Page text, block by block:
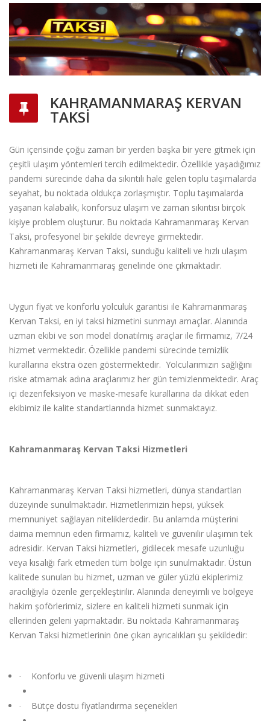
KAHRAMANMARAŞ KERVAN
TAKSI
Gün içerisinde çoğu zaman bir yerden başka bir yere gitmek için
çeşitli ulaşım yöntemleri tercih edilmektedir. Özellikle yaşadığımız
pandemi sürecinde daha da sıkıntılı hale gelen toplu taşımalarda
seyahat, bu noktada oldukça zorlaşmıştır. Toplu taşımalarda
yaşanan kalabalık, konforsuz ulaşım ve zaman sıkıntısı birçok
kişiye problem oluşturur. Bu noktada Kahramanmaraş Kervan
Taksi, profesyonel bir şekilde devreye girmektedir.
Kahramanmaraş Kervan Taksi, sunduğu kaliteli ve hızlı ulaşım
hizmeti ile Kahramanmaraş genelinde öne çıkmaktadır.
Uygun fiyat ve konforlu yolculuk garantisi ile Kahramanmaraş
Kervan Taksi, en iyi taksi hizmetini sunmayı amaçlar. Alanında
uzman ekibi ve son model donatılmış araçlar ile firmamız, 7/24
hizmet vermektedir. Özellikle pandemi sürecinde temizlik
kurallarına ekstra özen göstermektedir. Yolcularımızın sağlığını
riske atmamak adına araçlarımız her gün temizlenmektedir. Araç
içi dezenfeksiyon ve maske-mesafe kurallarına da dikkat eden
ekibimiz ile kalite standartlarında hizmet sunmaktayız.
Kahramanmaraş Kervan Taksi Hizmetleri
Kahramanmaraş Kervan Taksi hizmetleri, dünya standartları
düzeyinde sunulmaktadır. Hizmetlerimizin hepsi, yüksek
memnuniyet sağlayan niteliklerdedir. Bu anlamda müşterini
daima memnun eden firmamız, kaliteli ve güvenilir ulaşımın tek
adresidir. Kervan Taksi hizmetleri, gidilecek mesafe uzunluğu
veya kısalığı fark etmeden tüm bölge için sunulmaktadır. Üstün
kalitede sunulan bu hizmet, uzman ve güler yüzlü ekiplerimiz
aracılığıyla özenle gerçekleştirilir. Alanında deneyimli ve bölgeye
hakim şoförlerimiz, sizlere en kaliteli hizmeti sunmak için
ellerinden geleni yapmaktadır. Bu noktada Kahramanmaraş
Kervan Taksi hizmetlerinin öne çıkan ayrıcalıkları şu şekildedir:
· Konforlu ve güvenli ulaşım hizmeti
· Bütçe dostu fiyatlandırma seçenekleri